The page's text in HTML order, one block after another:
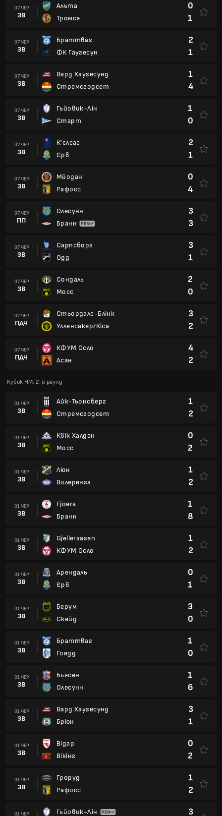
07 ЧЕР
ЗВ
Альта
Тромсе
0
1
07 ЧЕР
ЗВ
Браттваг
ФК Гаугесун
2
1
07 ЧЕР
ЗВ
Вард Хаугесунд
Стремсгодсет
1
4
07 ЧЕР
ЗВ
Гьйовик-Лін
Старт
1
0
07 ЧЕР
ЗВ
К'єлсас
Єрв
2
1
07 ЧЕР
ЗВ
Мйодан
Рафосс
0
4
07 ЧЕР
ПП
Олесунн
Бранн
3
3
07 ЧЕР
ЗВ
Сарпсборг
Одд
3
1
07 ЧЕР
ЗВ
Сондаль
Мосс
2
0
07 ЧЕР
ПДЧ
Стьордалс-Блінк
Улленсакер/Кіса
3
2
07 ЧЕР
ПДЧ
КФУМ Осло
Асан
4
2
Кубок НМ: 2-й раунд
01 ЧЕР
ЗВ
Айк-Тьонсберг
Стремсгодсет
1
2
01 ЧЕР
ЗВ
Квік Халден
Мосс
0
2
01 ЧЕР
ЗВ
Люн
Волеренга
1
2
01 ЧЕР
ЗВ
Fjoera
Бранн
1
8
01 ЧЕР
ЗВ
Gjelleraasen
КФУМ Осло
1
2
01 ЧЕР
ЗВ
Арендаль
Єрв
0
1
01 ЧЕР
ЗВ
Берум
Скейд
3
0
01 ЧЕР
ЗВ
Браттваг
Гоедд
1
0
01 ЧЕР
ЗВ
Бьясен
Олесунн
1
6
01 ЧЕР
ЗВ
Вард Хаугесунд
Брюн
3
1
01 ЧЕР
ЗВ
Відар
Вікінг
0
2
01 ЧЕР
ЗВ
Гроруд
Рафосс
1
2
01 ЧЕР Гьйовик-Лін 3